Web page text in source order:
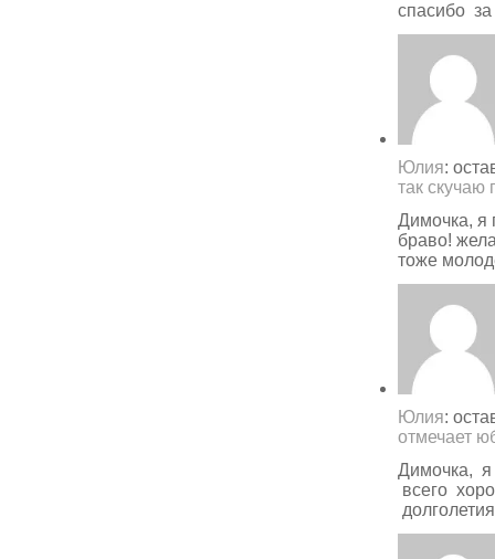
спасибо
Юлия:
так скучаю
Димочка, я
браво!
тоже
Юлия:
отмечает
Димочка,
всего